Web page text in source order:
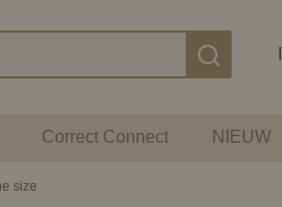
Correct Connect NIEUW
size